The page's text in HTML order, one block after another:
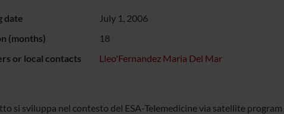
date
July 1, 2006
(months)
18
or local contacts
Lleo'Fernandez Maria Del Mar
si sviluppa nel contesto del ESA-Telemedicine via satellite